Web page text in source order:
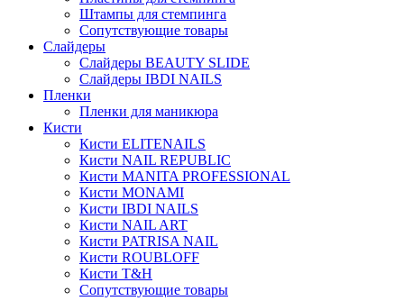
Штампы для стемпинга
Сопутствующие товары
Слайдеры
Слайдеры BEAUTY SLIDE
Слайдеры IBDI NAILS
Пленки
Пленки для маникюра
Кисти
Кисти ELITENAILS
Кисти NAIL REPUBLIC
Кисти MANITA PROFESSIONAL
Кисти MONAMI
Кисти IBDI NAILS
Кисти NAIL ART
Кисти PATRISA NAIL
Кисти ROUBLOFF
Кисти T&H
Сопутствующие товары